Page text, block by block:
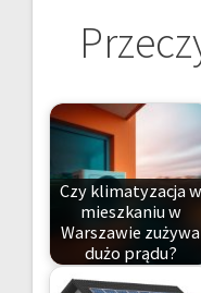
Czy klimatyzacja w
mieszkaniu w
Warszawie zużywa
dużo prądu?